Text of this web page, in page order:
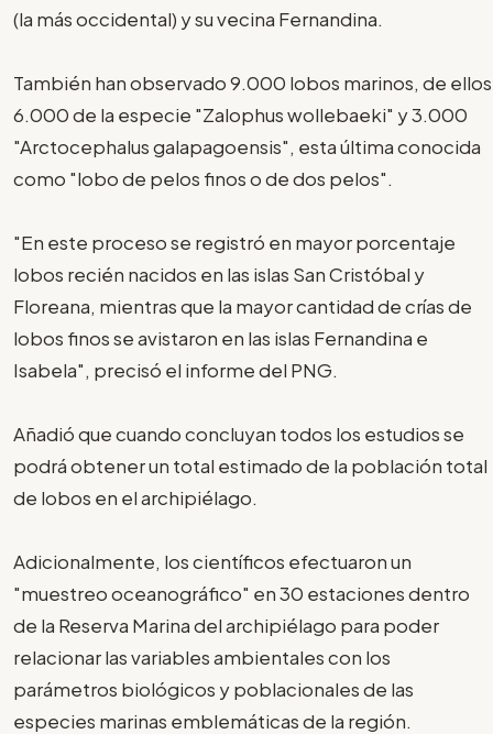
(la más occidental) y su vecina Fernandina.
También han observado 9.000 lobos marinos, de ellos
6.000 de la especie "Zalophus wollebaeki" y 3.000
"Arctocephalus galapagoensis", esta última conocida
como "lobo de pelos finos o de dos pelos".
"En este proceso se registró en mayor porcentaje
lobos recién nacidos en las islas San Cristóbal y
Floreana, mientras que la mayor cantidad de crías de
lobos finos se avistaron en las islas Fernandina e
Isabela", precisó el informe del PNG.
Añadió que cuando concluyan todos los estudios se
podrá obtener un total estimado de la población total
de lobos en el archipiélago.
Adicionalmente, los científicos efectuaron un
"muestreo oceanográfico" en 30 estaciones dentro
de la Reserva Marina del archipiélago para poder
relacionar las variables ambientales con los
parámetros biológicos y poblacionales de las
especies marinas emblemáticas de la región.